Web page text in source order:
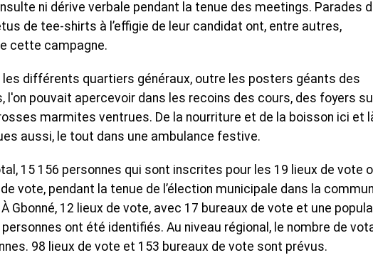
ni dérive verbale pendant la tenue des meetings. Parades
de tee-shirts à l’effigie de leur candidat ont, entre autres,
cette campagne.
les différents quartiers généraux, outre les posters géants des
pouvait apercevoir dans les recoins des cours, des foyers
marmites ventrues. De la nourriture et de la boisson ici et
aussi, le tout dans une ambulance festive.
15 156 personnes qui sont inscrites pour les 19 lieux de vote
vote, pendant la tenue de l’élection municipale dans la
Gbonné, 12 lieux de vote, avec 17 bureaux de vote et une
ont été identifiés. Au niveau régional, le nombre de
98 lieux de vote et 153 bureaux de vote sont prévus.